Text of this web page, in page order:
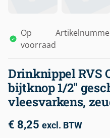
Op
voorraad
Drinknippel RVS
bijtknop 1/2″
vleesvarkens,
€ 8,25 excl. BTW